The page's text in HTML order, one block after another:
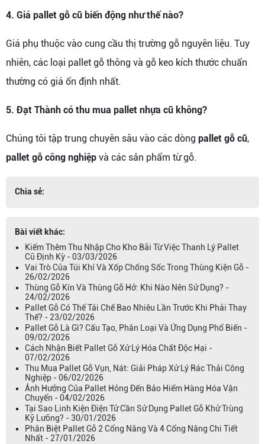
4. Giá pallet gỗ cũ biến động như thế nào?
Giá phụ thuộc vào cung cầu thị trường gỗ nguyên liệu. Tuy
nhiên, các loại pallet gỗ thông và gỗ keo kích thước chuẩn
thường có giá ổn định nhất.
5. Đạt Thành có thu mua pallet nhựa cũ không?
Chúng tôi tập trung chuyên sâu vào các dòng pallet gỗ cũ,
pallet gỗ công nghiệp và các sản phẩm từ gỗ.
Chia sẻ:
Bài viết khác:
Kiếm Thêm Thu Nhập Cho Kho Bãi Từ Việc Thanh Lý Pallet
Cũ Định Kỳ - 03/03/2026
Vai Trò Của Túi Khí Và Xốp Chống Sốc Trong Thùng Kiện Gỗ -
26/02/2026
Thùng Gỗ Kín Và Thùng Gỗ Hở: Khi Nào Nên Sử Dụng? -
24/02/2026
Pallet Gỗ Có Thể Tái Chế Bao Nhiêu Lần Trước Khi Phải Thay
Thế? - 23/02/2026
Pallet Gỗ Là Gì? Cấu Tạo, Phân Loại Và Ứng Dụng Phổ Biến -
09/02/2026
Cách Nhận Biết Pallet Gỗ Xử Lý Hóa Chất Độc Hại -
07/02/2026
Thu Mua Pallet Gỗ Vụn, Nát: Giải Pháp Xử Lý Rác Thải Công
Nghiệp - 06/02/2026
Ảnh Hưởng Của Pallet Hỏng Đến Bảo Hiểm Hàng Hóa Vận
Chuyển - 04/02/2026
Tại Sao Linh Kiện Điện Tử Cần Sử Dụng Pallet Gỗ Khử Trùng
Kỹ Lưỡng? - 30/01/2026
Phân Biệt Pallet Gỗ 2 Cổng Nâng Và 4 Cổng Nâng Chi Tiết
Nhất - 27/01/2026